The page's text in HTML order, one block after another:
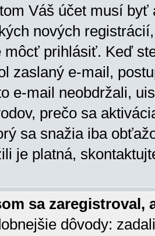
Váš účet musí
nových
môcť prihlásiť. Keď
zaslaný e-mail,
e-mail neobdržali,
prečo sa
sa snažia iba
je platná,
sa zaregistroval,
dôvody: